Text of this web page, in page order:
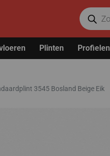
Plinten Profielen
3545 Bosland Beige Eik